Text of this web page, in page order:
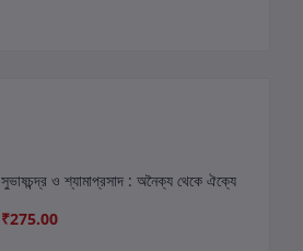
সুভাষচন্দ্র ও শ্যামাপ্রসাদ : অনৈক্য থেকে ঐক্যে
₹275.00